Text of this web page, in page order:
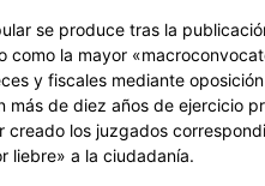
se produce tras la
como la mayor
y fiscales mediante
de diez años de ejercicio
creado los juzgados
liebre» a la ciudadanía.